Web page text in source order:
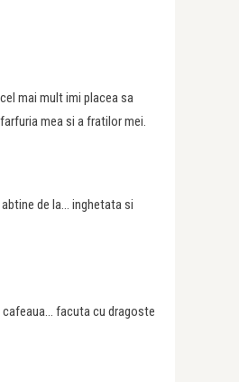
mai mult imi placea sa
mea si a fratilor mei.
de la… inghetata si
cafeaua… facuta cu dragoste